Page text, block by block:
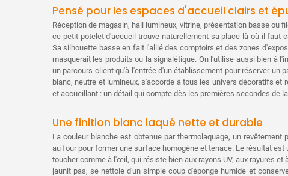
Pensé pour les espaces d'accueil clairs et
Réception de magasin, hall lumineux, vitrine, présentation basse ou
ce petit potelet d'accueil trouve naturellement sa place là où il faut
Sa silhouette basse en fait l'allié des comptoirs et des zones
masquerait les produits ou la signalétique. On l'utilise aussi bien à
un parcours client qu'à l'entrée d'un établissement pour réserver un
blanc, neutre et lumineux, s'accorde à tous les univers décoratifs et
et accueillant : un détail qui compte dès les premières secondes de
Une finition blanc laqué nette et durable
La couleur blanche est obtenue par thermolaquage, un revêtement
au four pour former une surface homogène et tenace. Le résultat est
toucher comme à l'œil, qui résiste bien aux rayons UV, aux rayures et
jaunit pas, se nettoie d'un simple coup d'éponge humide et